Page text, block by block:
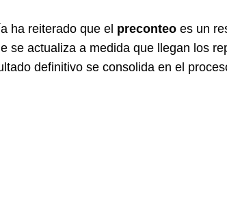
ha reiterado que el preconteo es un
se actualiza a medida que llegan los
definitivo se consolida en el